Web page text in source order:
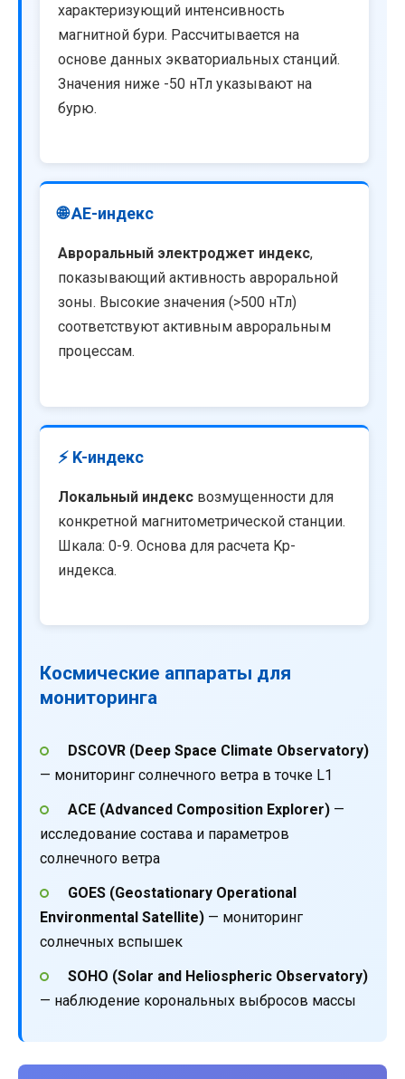
характеризующий интенсивность
магнитной бури. Рассчитывается на
основе данных экваториальных станций.
Значения ниже -50 нТл указывают на
бурю.
🌐 AE-индекс
Авроральный электроджет индекс,
показывающий активность авроральной
зоны. Высокие значения (>500 нТл)
соответствуют активным авроральным
процессам.
⚡ K-индекс
Локальный индекс возмущенности для
конкретной магнитометрической станции.
Шкала: 0-9. Основа для расчета Kp-
индекса.
Космические аппараты для
мониторинга
DSCOVR (Deep Space Climate Observatory)
— мониторинг солнечного ветра в точке L1
ACE (Advanced Composition Explorer)—
исследование состава и параметров
солнечного ветра
GOES (Geostationary Operational
Environmental Satellite) — мониторинг
солнечных вспышек
SOHO (Solar and Heliospheric Observatory)
— наблюдение корональных выбросов массы